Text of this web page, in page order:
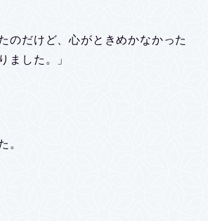
のだけど、心がときめかなかった
ました。」
。